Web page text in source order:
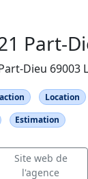
Part-
Dieu 69003
Location
Estimation
Site web de
l'agence